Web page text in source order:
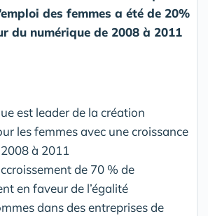
des femmes a été de 20%
du numérique de 2008 à 2011
est leader de la création
les femmes avec une croissance
à 2011
de 70 % de
en faveur de l’égalité
dans des entreprises de